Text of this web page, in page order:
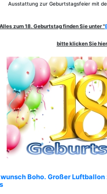
Ausstattung zur Geburtstagsfeier mit
Alles zum 18. Geburtstag finden Sie unter "
bitte klicken Sie
Boho. Großer Luftballon